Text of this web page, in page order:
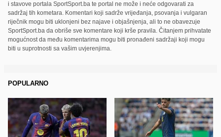
i stavove portala SportSport.ba te portal ne može i neće odgovarati za
sadržaj tih kometara. Komentari koji sadrže vrijeđanja, psovanja i vulgaran
riječnik mogu biti uklonjeni bez najave i objašnjenja, ali to ne obavezuje
SportSport.ba da obriše sve komentare koji krše pravila. Čitanjem prihvatate
mogućnost da među komentarima mogu biti pronađeni sadržaji koji mogu
biti u suprotnosti sa vašim uvjerenjima.
POPULARNO